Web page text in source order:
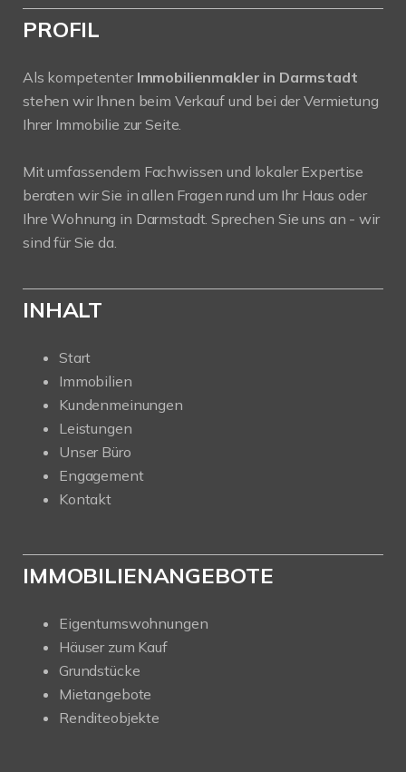
PROFIL
Als kompetenter Immobilienmakler in Darmstadt
stehen wir Ihnen beim Verkauf und bei der Vermietung
Ihrer Immobilie zur Seite.
Mit umfassendem Fachwissen und lokaler Expertise
beraten wir Sie in allen Fragen rund um Ihr Haus oder
Ihre Wohnung in Darmstadt. Sprechen Sie uns an - wir
sind für Sie da.
INHALT
Start
Immobilien
Kundenmeinungen
Leistungen
Unser Büro
Engagement
Kontakt
IMMOBILIENANGEBOTE
Eigentumswohnungen
Häuser zum Kauf
Grundstücke
Mietangebote
Renditeobjekte